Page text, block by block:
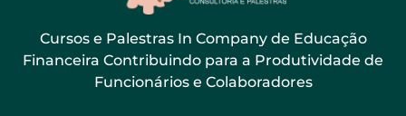
Cursos e Palestras In Company de Educação
Financeira Contribuindo para a Produtividade de
Funcionários e Colaboradores